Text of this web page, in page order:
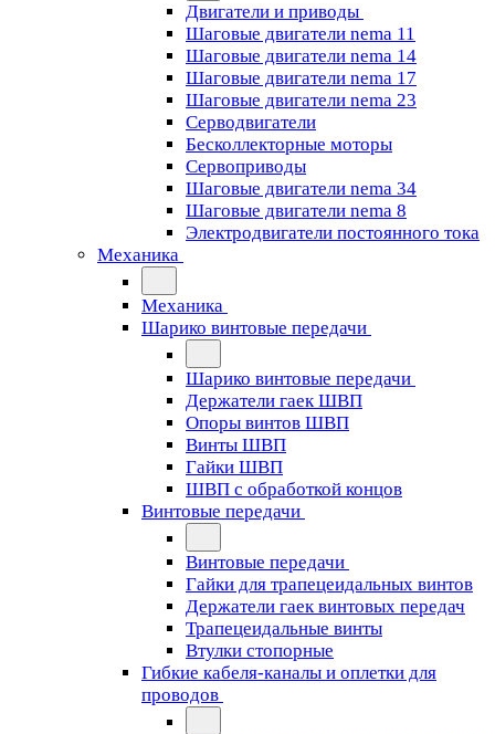
Двигатели и приводы
Шаговые двигатели nema 11
Шаговые двигатели nema 14
Шаговые двигатели nema 17
Шаговые двигатели nema 23
Cерводвигатели
Бесколлекторные моторы
Сервоприводы
Шаговые двигатели nema 34
Шаговые двигатели nema 8
Электродвигатели постоянного тока
Механика
Механика
Шарико винтовые передачи
Шарико винтовые передачи
Держатели гаек ШВП
Опоры винтов ШВП
Винты ШВП
Гайки ШВП
ШВП с обработкой концов
Винтовые передачи
Винтовые передачи
Гайки для трапецеидальных винтов
Держатели гаек винтовых передач
Трапецеидальные винты
Втулки стопорные
Гибкие кабеля-каналы и оплетки для
проводов